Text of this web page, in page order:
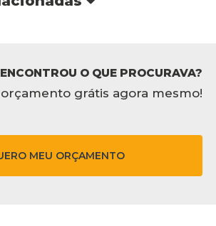
ENCONTROU O QUE PROCURAVA?
orçamento grátis agora mesmo!
MEU ORÇAMENTO